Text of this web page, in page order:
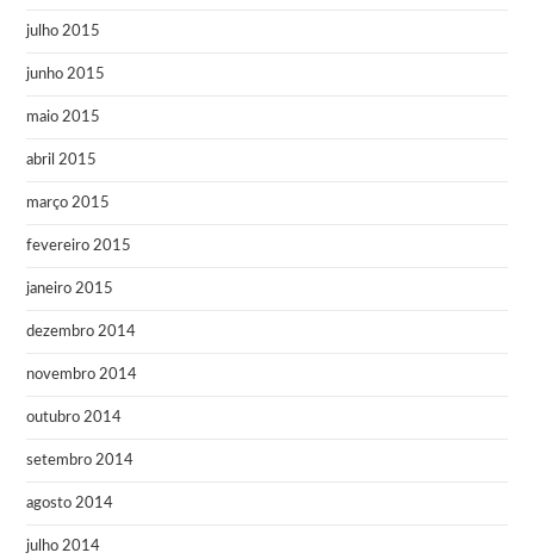
julho 2015
junho 2015
maio 2015
abril 2015
março 2015
fevereiro 2015
janeiro 2015
dezembro 2014
novembro 2014
outubro 2014
setembro 2014
agosto 2014
julho 2014